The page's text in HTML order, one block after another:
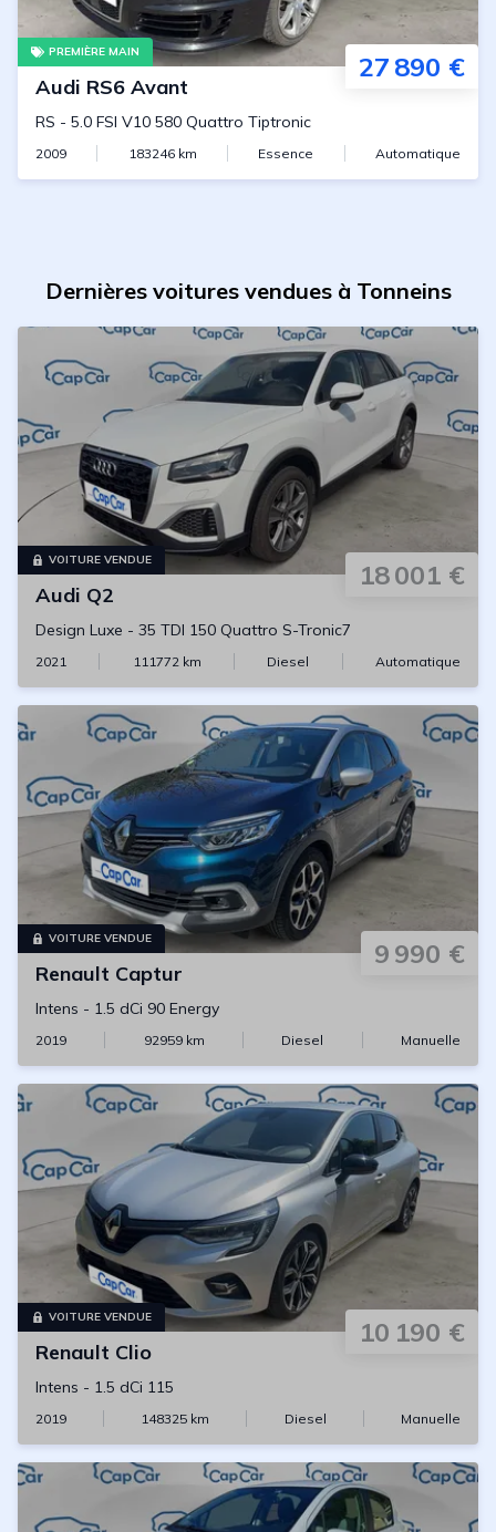
PREMIÈRE MAIN 27 890 €
Audi RS6 Avant
RS - 5.0 FSI V10 580 Quattro Tiptronic
2009 183246km Essence Automatique
Dernières voitures vendues à Tonneins
VOITURE VENDUE 18 001 €
Audi Q2
Design Luxe - 35 TDI 150 Quattro S-Tronic7
2021 111772km Diesel Automatique
VOITURE VENDUE 9 990 €
Renault Captur
Intens - 1.5 dCi 90 Energy
2019 92959km Diesel Manuelle
VOITURE VENDUE 10 190 €
Renault Clio
Intens - 1.5 dCi 115
2019 148325 km Diesel Manuelle